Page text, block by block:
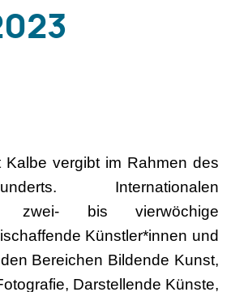
Kalbe vergibt im Rahmen des
Internationalen
zwei- bis vierwöchige
Künstler*innen und
Bereichen Bildende Kunst,
Darstellende Künste,